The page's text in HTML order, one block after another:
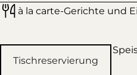
à la carte-Gerichte und
Tischreservierung